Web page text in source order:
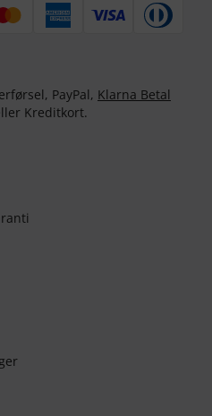
PayPal, Klarna Betal
Kreditkort.